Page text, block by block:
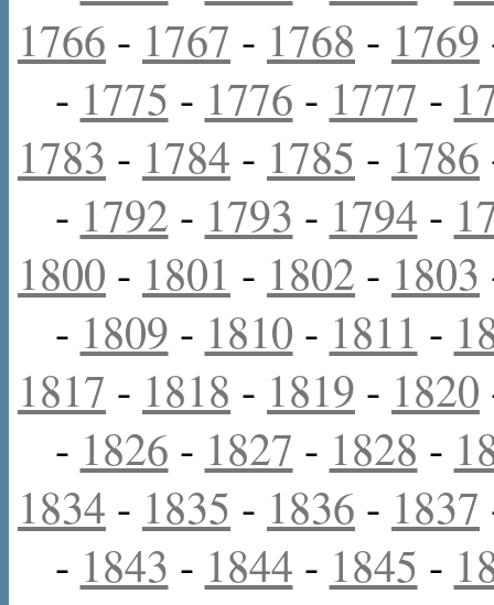
1766 - 1767 - 1768 - 1769
- 1775 - 1776 - 1777 -
1783 - 1784 - 1785 - 1786
- 1792 - 1793 - 1794 -
1800 - 1801 - 1802 - 1803
- 1809 - 1810 - 1811 -
1817 - 1818 - 1819 - 1820
- 1826 - 1827 - 1828 -
1834 - 1835 - 1836 - 1837
- 1843 - 1844 - 1845 -